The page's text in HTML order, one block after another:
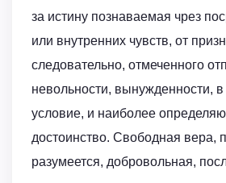
за истину познаваемая чрез
или внутренних чувств, от
следовательно, отмеченного
невольности, вынужденности,
условие, и наиболее
достоинство. Свободная вера,
разумеется, добровольная,